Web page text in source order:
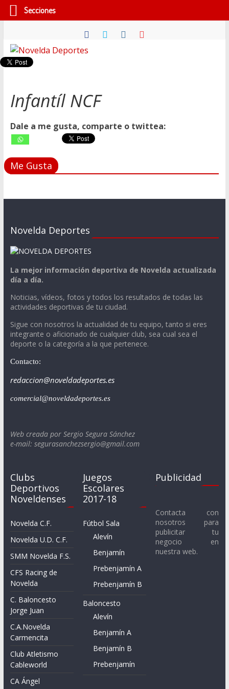
contenido
Novelda
Deportes
Pasión
por
nuestro
Infantíl NCF
Dale a me gusta, comparte o twittea:
Me Gusta
Novelda Deportes
La mejor información deportiva de Novelda actualizada
día a día.
Noticias, vídeos, fotos y todos los resultados de todas las
actividades deportivas de tu ciudad.
Sigue con nosotros la actualidad de tu equipo, tanto si eres
integrante o aficionado de cualquier club, sea cual sea el
deporte o la categoría a la que pertenece.
Contacto:
redaccion@noveldadeportes.es
comercial@noveldadeportes.es
Web creada por Sergio Segura Sánchez
e-mail: segurasanchezsergio@gmail.com
Clubs
Deportivos
Noveldenses
Novelda C.F.
Novelda U.D. C.F.
SMM Novelda F.S.
CFS Racing de
Novelda
C. Baloncesto
Jorge Juan
C.A.Novelda
Carmencita
Club Atletismo
Cableworld
CA Ángel
Juegos
Escolares
2017-18
Fútbol Sala
Alevín
Benjamín
Prebenjamín A
Prebenjamín B
Baloncesto
Alevín
Benjamín A
Benjamín B
Prebenjamín
Publicidad
Contacta con
nosotros para
publicitar tu
negocio en
nuestra web.
Secciones